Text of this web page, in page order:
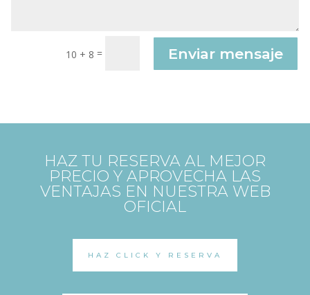
10 + 8 = Enviar mensaje
HAZ TU RESERVA AL MEJOR
PRECIO Y APROVECHA LAS
VENTAJAS EN NUESTRA WEB
OFICIAL
HAZ CLICK Y RESERVA